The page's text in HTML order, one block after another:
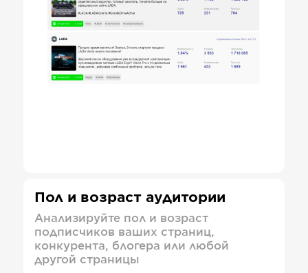
Пол и возраст аудитории
Анализируйте пол и возраст
подписчиков ваших страниц,
конкурента, блогера или любой
другой страницы